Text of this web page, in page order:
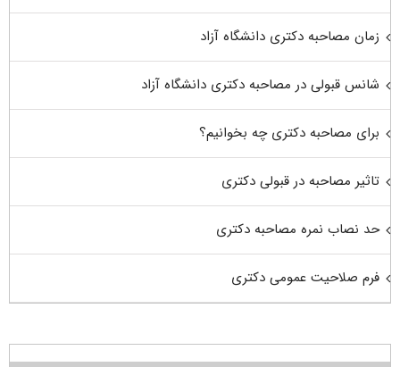
زمان مصاحبه دکتری دانشگاه آزاد
شانس قبولی در مصاحبه دکتری دانشگاه آزاد
برای مصاحبه دکتری چه بخوانیم؟
تاثیر مصاحبه در قبولی دکتری
حد نصاب نمره مصاحبه دکتری
فرم صلاحیت عمومی دکتری